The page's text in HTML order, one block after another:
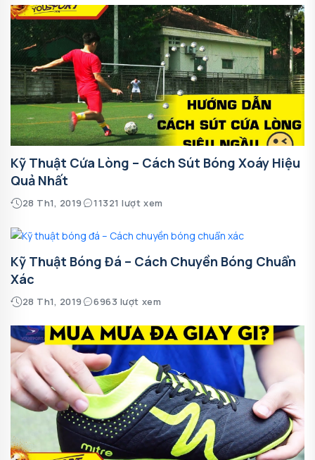
Kỹ Thuật Cứa Lòng – Cách Sút Bóng Xoáy Hiệu
Quả Nhất
28 Th1, 2019 11321 lượt xem
Kỹ Thuật Bóng Đá – Cách Chuyền Bóng Chuẩn
Xác
28 Th1, 2019 6963 lượt xem